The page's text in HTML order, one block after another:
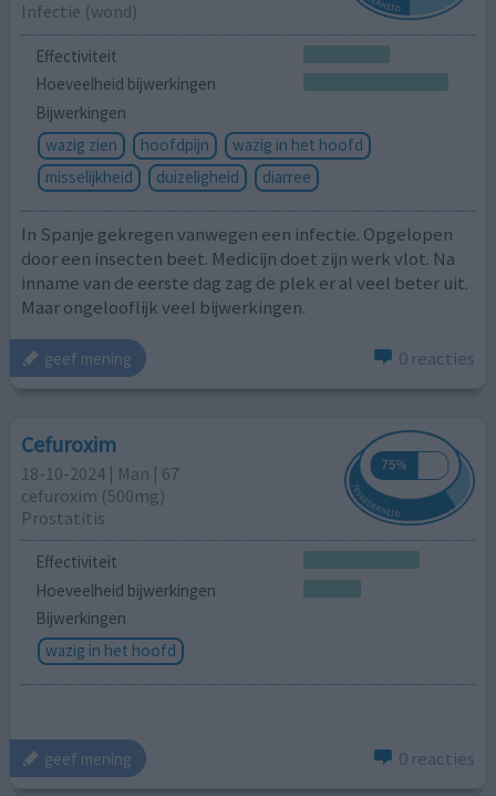
Infectie (wond)
Effectiviteit
Hoeveelheid bijwerkingen
Bijwerkingen
wazig zien
hoofdpijn
wazig in het hoofd
misselijkheid
duizeligheid diarree
In Spanje gekregen vanwegen een infectie. Opgelopen
door een insecten beet. Medicijn doet zijn werk vlot. Na
inname van de eerste dag zag de plek er al veel beter uit.
Maar ongelooflijk veel bijwerkingen.
geef mening 0 reacties
Cefuroxim
18-10-2024 | Man | 67
cefuroxim (500mg)
Prostatitis
Effectiviteit
Hoeveelheid bijwerkingen
Bijwerkingen
wazig in het hoofd
geef mening 0 reacties